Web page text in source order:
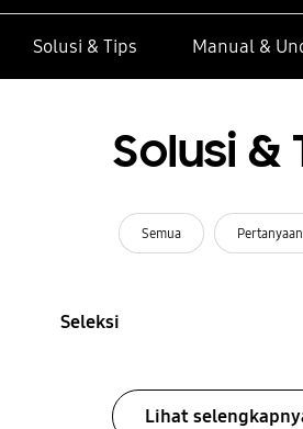
Solusi & Tips Manual &
Solusi &
Semua
Seleksi
Lihat